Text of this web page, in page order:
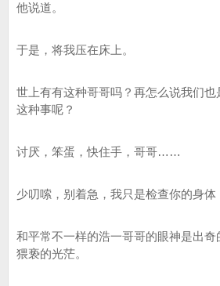
他说道。
于是，将我压在床上。
世上有有这种哥哥吗？再怎么说我们
这种事呢？
讨厌，笨蛋，快住手，哥哥……
少叨嗦，别着急，我只是检查你的身体
和平常不一样的浩一哥哥的眼神是出奇
猥亵的光茫。